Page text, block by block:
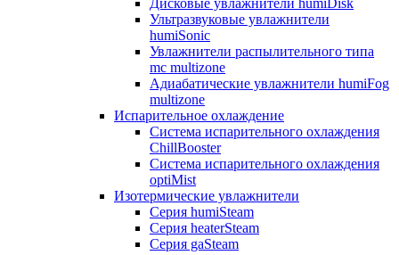
Дисковые увлажнители humiDisk
Ультразвуковые увлажнители
humiSonic
Увлажнители распылительного типа
mc multizone
Адиабатические увлажнители humiFog
multizone
Испарительное охлаждение
Система испарительного охлаждения
ChillBooster
Система испарительного охлаждения
optiMist
Изотермические увлажнители
Серия humiSteam
Серия heaterSteam
Серия gaSteam